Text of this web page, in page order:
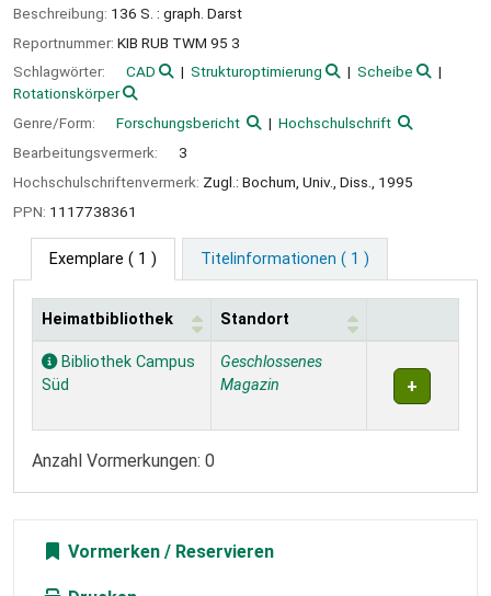
Beschreibung: 136 S. : graph. Darst
Reportnummer: KIB RUB TWM 95 3
Schlagwörter:
CAD Strukturoptimierung
Scheibe
Rotationskörper
Genre/Form:
Forschungsbericht
Hochschulschrift
Bearbeitungsvermerk:
3
Hochschulschriftenvermerk: Zugl.: Bochum, Univ., Diss., 1995
PPN: 1117738361
Exemplare ( 1 ) Titelinformationen ( 1 )
Exemplare
Heimatbibliothek Standort
Bibliothek Campus
Süd
Geschlossenes
Magazin
Anzahl Vormerkungen: 0
Vormerken